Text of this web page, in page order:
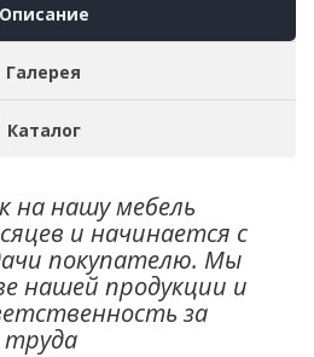
Описание
Галерея
Каталог
на нашу мебель
и начинается с
покупателю. Мы
нашей продукции и
за
труда